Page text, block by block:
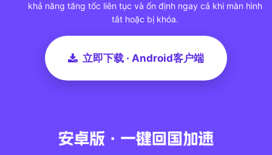
khả năng tăng tốc liên tục và ổn định ngay cả khi màn hình
tắt hoặc bị khóa.
立即下载 · Android客户端